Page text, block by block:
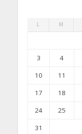
L M
3
4
10
11
17
18
24
25
31